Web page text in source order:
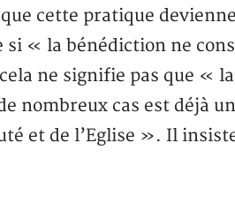
cette pratique
« la bénédiction ne
ne signifie pas que «
nombreux cas est déjà
et de l’Eglise ». Il